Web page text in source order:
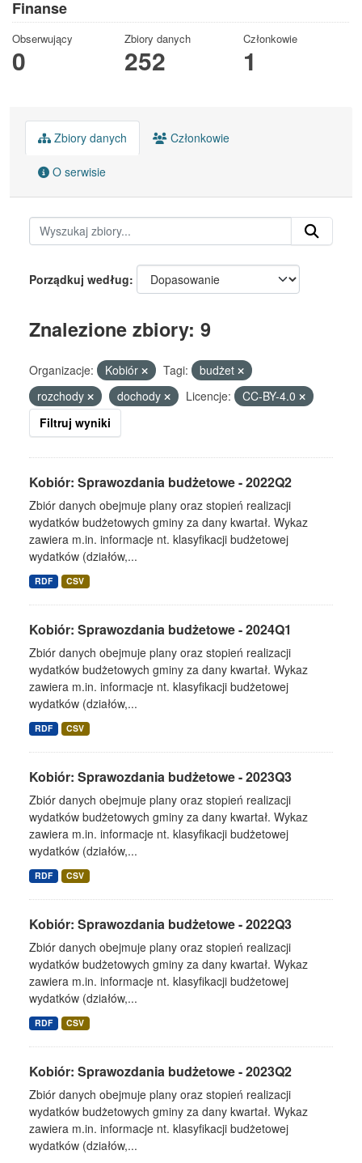
Finanse
Obserwujący
0
Zbiory danych
252
Członkowie
1
Zbiory danych Członkowie
O serwisie
Porządkuj według
Znalezione zbiory: 9
Organizacje: Kobiór Tagi:
budżet
rozchody
dochody Licencje:
CC-BY-4.0
Filtruj wyniki
Kobiór: Sprawozdania budżetowe - 2022Q2
Zbiór danych obejmuje plany oraz stopień realizacji
wydatków budżetowych gminy za dany kwartał. Wykaz
zawiera m.in. informacje nt. klasyfikacji budżetowej
wydatków (działów,...
RDF CSV
Kobiór: Sprawozdania budżetowe - 2024Q1
Zbiór danych obejmuje plany oraz stopień realizacji
wydatków budżetowych gminy za dany kwartał. Wykaz
zawiera m.in. informacje nt. klasyfikacji budżetowej
wydatków (działów,...
RDF CSV
Kobiór: Sprawozdania budżetowe - 2023Q3
Zbiór danych obejmuje plany oraz stopień realizacji
wydatków budżetowych gminy za dany kwartał. Wykaz
zawiera m.in. informacje nt. klasyfikacji budżetowej
wydatków (działów,...
RDF CSV
Kobiór: Sprawozdania budżetowe - 2022Q3
Zbiór danych obejmuje plany oraz stopień realizacji
wydatków budżetowych gminy za dany kwartał. Wykaz
zawiera m.in. informacje nt. klasyfikacji budżetowej
wydatków (działów,...
RDF CSV
Kobiór: Sprawozdania budżetowe - 2023Q2
Zbiór danych obejmuje plany oraz stopień realizacji
wydatków budżetowych gminy za dany kwartał. Wykaz
zawiera m.in. informacje nt. klasyfikacji budżetowej
wydatków (działów,...